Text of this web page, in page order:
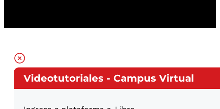
Videotutoriales - Campus Virtual